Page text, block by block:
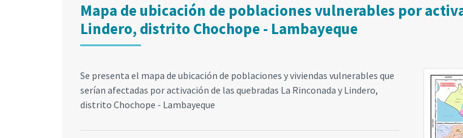
Mapa de ubicación de poblaciones vulnerables por
Lindero, distrito Chochope - Lambayeque
Se presenta el mapa de ubicación de poblaciones y viviendas vulnerables que
serían afectadas por activación de las quebradas La Rinconada y Lindero,
distrito Chochope - Lambayeque